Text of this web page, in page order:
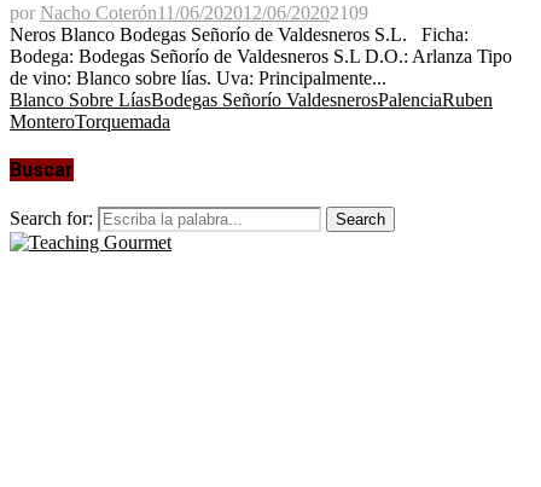
por Nacho Coterón11/06/202012/06/20202109
Neros Blanco Bodegas Señorío de Valdesneros S.L. Ficha:
Bodega: Bodegas Señorío de Valdesneros S.L D.O.: Arlanza Tipo
de vino: Blanco sobre lías. Uva: Principalmente...
Blanco Sobre LíasBodegas Señorío ValdesnerosPalenciaRuben
MonteroTorquemada
Buscar
Search for: Search